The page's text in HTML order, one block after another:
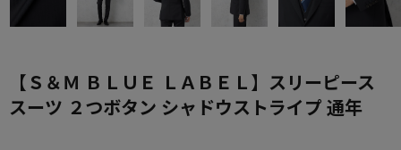
【Ｓ＆Ｍ ＢＬＵＥ ＬＡＢＥＬ】スリーピース
スーツ ２つボタン シャドウストライプ 通年